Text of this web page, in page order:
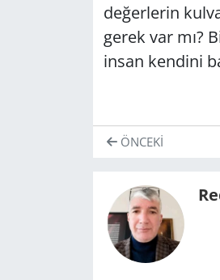
değerlerin
gerek var mı?
insan kendini
ÖNCEKI